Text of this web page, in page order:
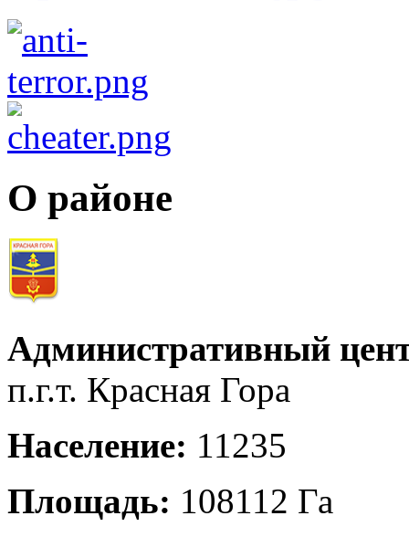
О районе
Административный
п.г.т. Красная Гора
Население: 11235
Площадь: 108112 Га